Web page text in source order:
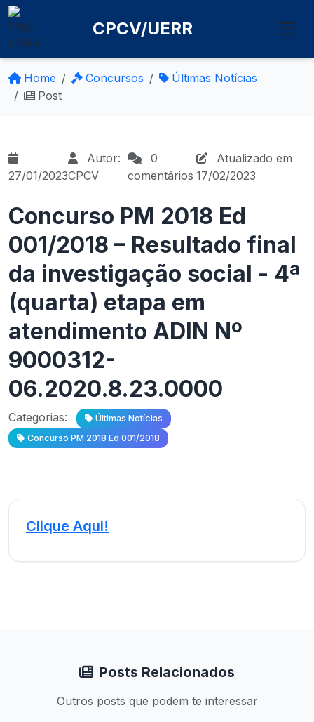
CPCV/UERR
Home Concursos
Últimas Notícias
Post
27/01/2023
Autor:
CPCV
0
comentários
Atualizado em
17/02/2023
Concurso PM 2018 Ed
001/2018 – Resultado final
da investigação social - 4ª
(quarta) etapa em
atendimento ADIN Nº
9000312-
06.2020.8.23.0000
Categorias:
Últimas Notícias
Concurso PM 2018 Ed 001/2018
Clique Aqui!
Posts Relacionados
Outros posts que podem te interessar